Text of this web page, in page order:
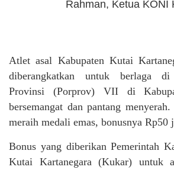
Rahman, Ketua KONI
Atlet asal Kabupaten Kutai
diberangkatkan untuk berlaga
Provinsi (Porprov) VII di
bersemangat dan pantang
meraih medali emas, bonusnya Rp50
Bonus yang diberikan Pemerintah
Kutai Kartanegara (Kukar) untuk